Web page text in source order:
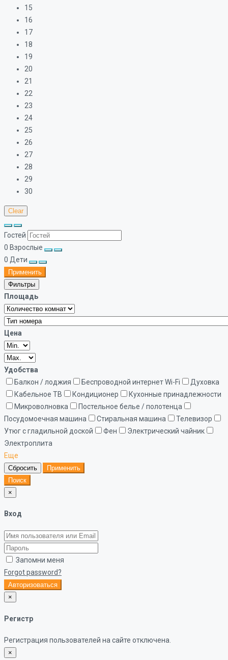
15
16
17
18
19
20
21
22
23
24
25
26
27
28
29
30
Clear
Гостей
0 Взрослые
0 Дети
Применить
Фильтры
Площадь
Цена
Удобства
Балкон / лоджия
Беспроводной интернет Wi-Fi
Духовка
Кабельное ТВ
Кондиционер
Кухонные принадлежности
Микроволновка
Постельное белье / полотенца
Посудомоечная машина
Стиральная машина
Телевизор
Утюг с гладильной доской
Фен
Электрический чайник
Электроплита
Еще
Сбросить
Применить
Поиск
×
Вход
Запомни меня
Forgot password?
Авторизоваться
×
Регистр
Регистрация пользователей на сайте отключена.
×